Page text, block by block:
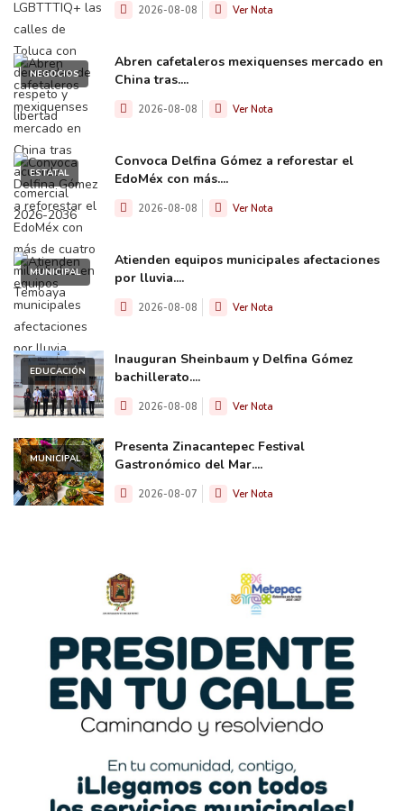
2026-08-08 Ver Nota
NEGOCIOS
Abren cafetaleros mexiquenses mercado en
China tras....
2026-08-08 Ver Nota
ESTATAL
Convoca Delfina Gómez a reforestar el
EdoMéx con más....
2026-08-08 Ver Nota
MUNICIPAL
Atienden equipos municipales afectaciones
por lluvia....
2026-08-08 Ver Nota
EDUCACIÓN
Inauguran Sheinbaum y Delfina Gómez
bachillerato....
2026-08-08 Ver Nota
MUNICIPAL
Presenta Zinacantepec Festival
Gastronómico del Mar....
2026-08-07 Ver Nota